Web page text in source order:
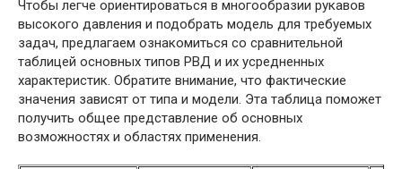
Чтобы легче ориентироваться в многообразии рукавов
высокого давления и подобрать модель для требуемых
задач, предлагаем ознакомиться со сравнительной
таблицей основных типов РВД и их усредненных
характеристик. Обратите внимание, что фактические
значения зависят от типа и модели. Эта таблица поможет
получить общее представление об основных
возможностях и областях применения.